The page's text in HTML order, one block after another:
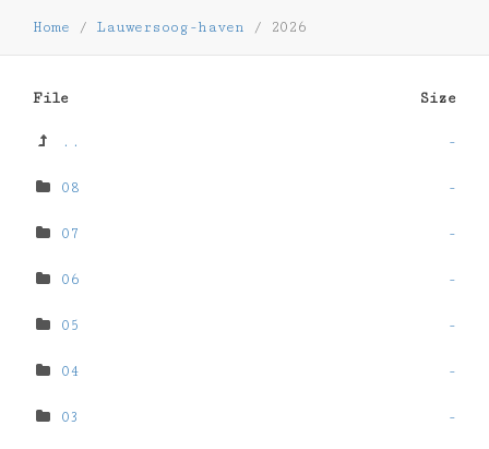
Home / Lauwersoog-haven / 2026
File Size
.. -
08 -
07 -
06 -
05 -
04 -
03 -